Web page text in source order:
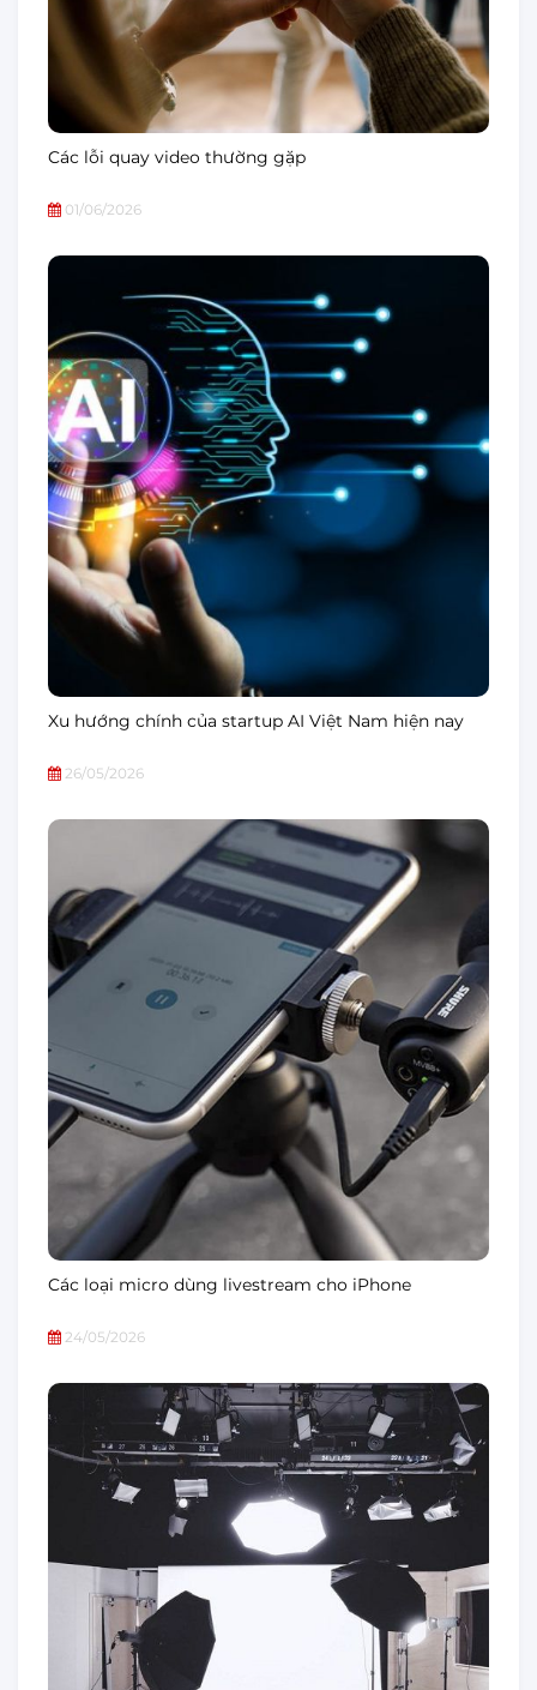
Các lỗi quay video thường gặp
01/06/2026
Xu hướng chính của startup AI Việt Nam hiện nay
26/05/2026
Các loại micro dùng livestream cho iPhone
24/05/2026